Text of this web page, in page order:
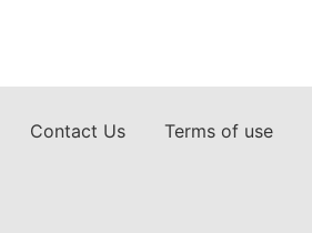
Contact Us Terms of use